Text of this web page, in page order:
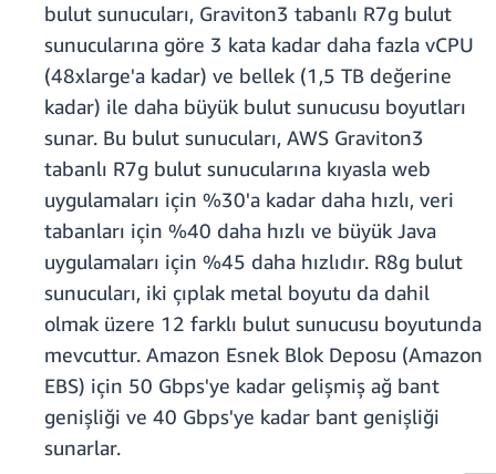
bulut sunucuları, Graviton3 tabanlı R7g bulut
sunucularına göre 3 kata kadar daha fazla vCPU
(48xlarge'a kadar) ve bellek (1,5 TB değerine
kadar) ile daha büyük bulut sunucusu boyutları
sunar. Bu bulut sunucuları, AWS Graviton3
tabanlı R7g bulut sunucularına kıyasla web
uygulamaları için %30'a kadar daha hızlı, veri
tabanları için %40 daha hızlı ve büyük Java
uygulamaları için %45 daha hızlıdır. R8g bulut
sunucuları, iki çıplak metal boyutu da dahil
olmak üzere 12 farklı bulut sunucusu boyutunda
mevcuttur. Amazon Esnek Blok Deposu (Amazon
EBS) için 50 Gbps'ye kadar gelişmiş ağ bant
genişliği ve 40 Gbps'ye kadar bant genişliği
sunarlar.